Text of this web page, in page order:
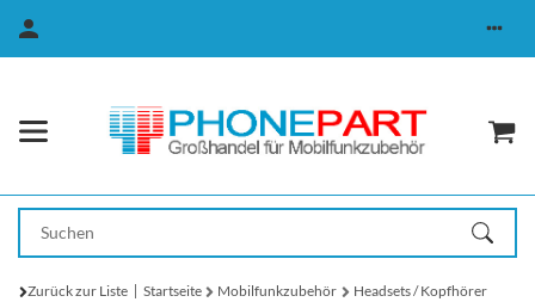
Zurück zur Liste Startseite Mobilfunkzubehör
Headsets / Kopfhörer